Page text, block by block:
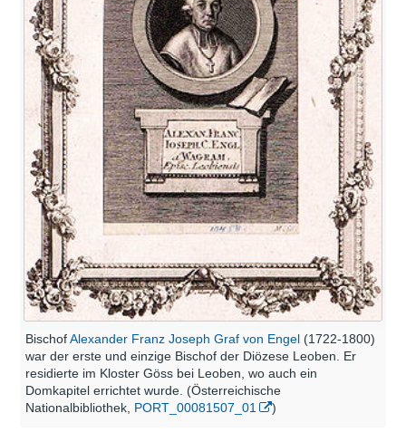
BischofAlexander Franz Joseph Graf von Engel (1722-1800)
war der erste und einzige Bischof der Diözese Leoben. Er
residierte im Kloster Göss bei Leoben, wo auch ein
Domkapitel errichtet wurde. (Österreichische
Nationalbibliothek, PORT_00081507_01 )